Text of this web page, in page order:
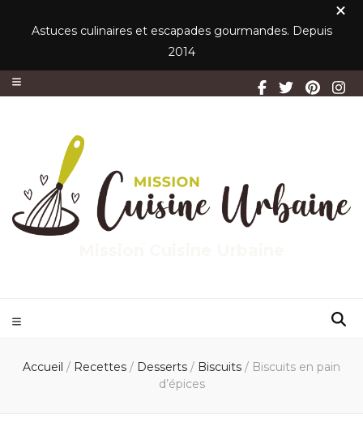
Astuces culinaires et escapades gourmandes. Depuis
2014
Accueil / Recettes / Desserts / Biscuits / Biscuits en pain
d’épices